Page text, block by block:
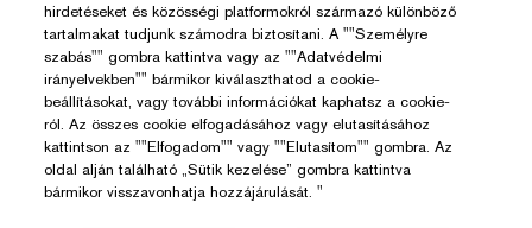
hirdetéseket és közösségi platformokról származó különböző
tartalmakat tudjunk számodra biztosítani. A ""Személyre
szabás"" gombra kattintva vagy az ""Adatvédelmi
irányelvekben"" bármikor kiválaszthatod a cookie-
beállításokat, vagy további információkat kaphatsz a cookie-
ról. Az összes cookie elfogadásához vagy elutasításához
kattintson az ""Elfogadom"" vagy ""Elutasítom"" gombra. Az
oldal alján található „Sütik kezelése” gombra kattintva
bármikor visszavonhatja hozzájárulását. "